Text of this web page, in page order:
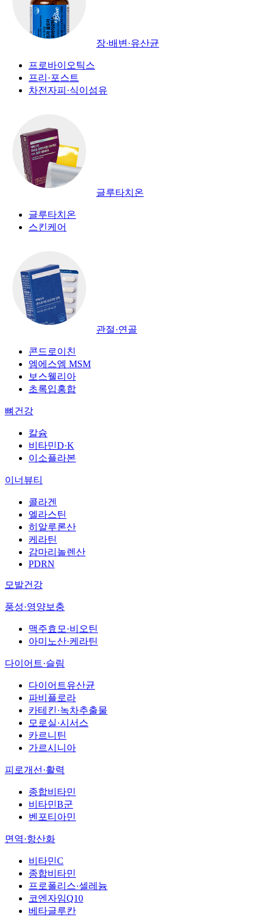
장·배변·유산균
프로바이오틱스
프리·포스트
차전자피·식이섬유
글루타치온
글루타치온
스킨케어
관절·연골
콘드로이친
엠에스엠 MSM
보스웰리아
초록입홍합
뼈건강
칼슘
비타민D·K
이소플라본
이너뷰티
콜라겐
엘라스틴
히알루론산
케라틴
감마리놀렌산
PDRN
모발건강
풍성·영양보충
맥주효모·비오틴
아미노산·케라틴
다이어트·슬림
다이어트유산균
파비플로라
카테킨·녹차추출물
모로실·시서스
카르니틴
가르시니아
피로개선·활력
종합비타민
비타민B군
벤포티아민
면역·항산화
비타민C
종합비타민
프로폴리스·셀레늄
코엔자임Q10
베타글루칸